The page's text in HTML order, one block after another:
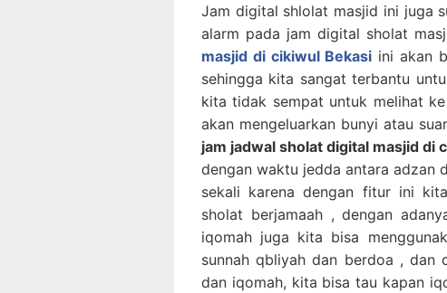
Jam digital shlolat masjid ini juga
alarm pada jam digital sholat
masjid di cikiwul Bekasi ini akan
sehingga kita sangat terbantu
kita tidak sempat untuk melihat
akan mengeluarkan bunyi atau
jam jadwal sholat digital masjid di
dengan waktu jedda antara adzan
sekali karena dengan fitur ini
sholat berjamaah , dengan
iqomah juga kita bisa
sunnah qbliyah dan berdoa , dan
dan iqomah, kita bisa tau kapan